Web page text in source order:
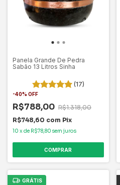
Panela Grande De Pedra
Sabão 13 Litros Sinha
(17)
-40% OFF
R$788,00 R$1.318,00
R$748,60 com Pix
10 xde R$78,80 sem juros
COMPRAR
GRÁTIS